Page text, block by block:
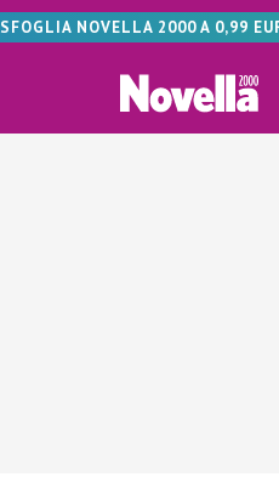
SFOGLIA NOVELLA 2000 A 0,99